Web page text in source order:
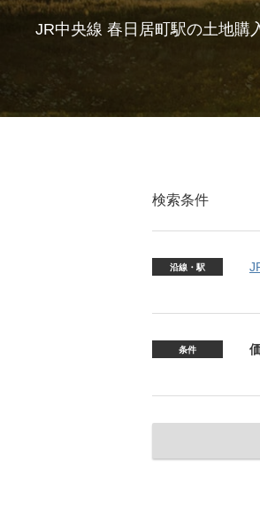
JR中央線 春日居町駅の土地購
検索条件
沿線・駅
条件